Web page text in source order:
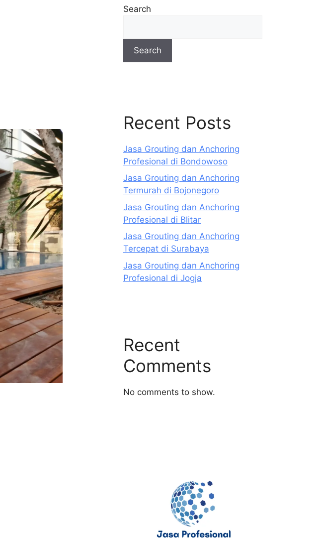
Search
Search
Recent Posts
Jasa Grouting dan Anchoring
Profesional di Bondowoso
Jasa Grouting dan Anchoring
Termurah di Bojonegoro
Jasa Grouting dan Anchoring
Profesional di Blitar
Jasa Grouting dan Anchoring
Tercepat di Surabaya
Jasa Grouting dan Anchoring
Profesional di Jogja
Recent
Comments
No comments to show.